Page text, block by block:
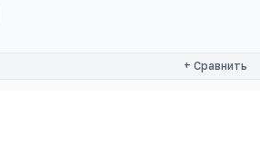
+ Сравнить